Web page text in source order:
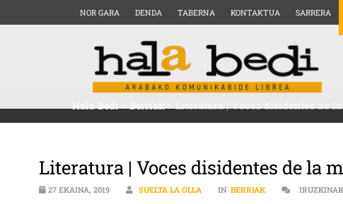
NOR GARA DENDA TABERNA KONTAKTUA SARRERA
Hala Bedi>Berriak>Literatura | Voces disidentes de
Literatura | Voces disidentes de la
27 EKAINA, 2019 SUELTA LA OLLA IN BERRIAK